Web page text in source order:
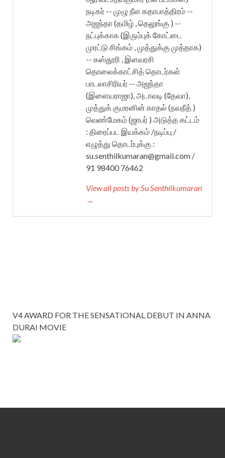
நடிகர் -- முழு நீள கதாபாத்திரம் --
அஜந்தா (தமிழ் , தெலுங்கு ) --
நட்புக்காக (இரும்புக் கோட்டை
முரட்டு சிங்கம் , முத்துக்கு முத்தாக)
-- கஸ்தூரி , இளவரசி
தொலைக்காட்சித் தொடர்கள்
பாடலாசிரியர் -- அஜந்தா
(இளையராஜா), அடாவடி (தேவா),
முத்துக் குமரனின் காதல் (நவநீத் )
வெண்மேகம் (ஜாபர் ) அடுத்த கட்டம்
: திரைப்பட இயக்கம் /நடிப்பு /
எழுத்து தொடர்புக்கு :
su.senthilkumaran@gmail.com /
91 98400 76462
View all posts by Su Senthilkumaran
→
V4 AWARD FOR THE SENSATIONAL DEBUT IN ANNA
DURAI MOVIE